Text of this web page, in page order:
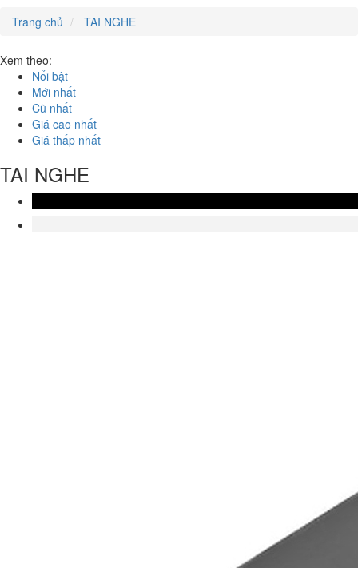
Trang chủ
TAI NGHE
Xem theo:
Nổi bật
Mới nhất
Cũ nhất
Giá cao nhất
Giá thấp nhất
TAI NGHE